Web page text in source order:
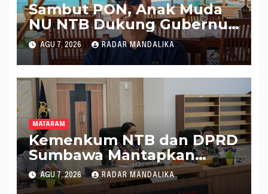
Sambut PON, Anak Muda
NU NTB Dukung Gubernur
Pimpin KONI NTB
AGU 7, 2026 RADAR MANDALIKA
MATARAM
Kemenkum NTB dan DPRD
Sumbawa Mantapkan
Rencana Pembentukan 8
Raperda Inisiatif
AGU 7, 2026 RADAR MANDALIKA